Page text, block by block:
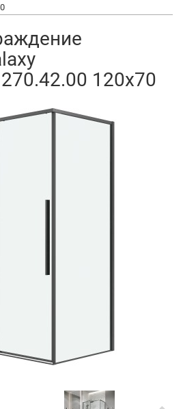
120x70